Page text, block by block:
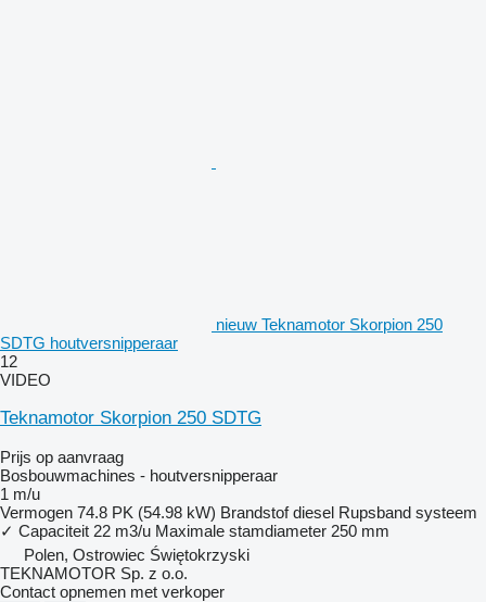
nieuw Teknamotor Skorpion 250
SDTG houtversnipperaar
12
VIDEO
Teknamotor Skorpion 250 SDTG
Prijs op aanvraag
Bosbouwmachines - houtversnipperaar
1 m/u
Vermogen 74.8 PK (54.98 kW) Brandstof diesel Rupsband systeem
✓ Capaciteit 22 m3/u Maximale stamdiameter 250 mm
Polen, Ostrowiec Świętokrzyski
TEKNAMOTOR Sp. z o.o.
Contact opnemen met verkoper